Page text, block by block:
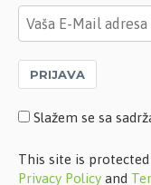
PRIJAVA
Slažem se sa
This site is protected
Privacy Policy and